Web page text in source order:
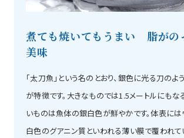
煮ても焼いてもうまい 脂がの
美味
「太刀魚」という名のとおり、銀色に光る刀のよ
が特徴です。大きなものでは1.5メートルにもな
いものは魚体の銀白色が鮮やかです。体表には
白色のグアニン質といわれる薄い膜で覆われて